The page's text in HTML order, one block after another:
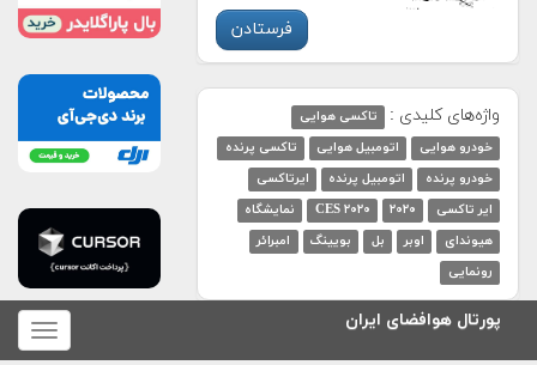
واژه‌های کلیدی :
تاکسی هوایی
خودرو هوایی
اتومبیل هوایی
تاکسی پرنده
خودرو پرنده
اتومبیل پرنده
ایرتاکسی
ایر تاکسی
CES ۲۰۲۰ ۲۰۲۰
نمایشگاه
هیوندای
اوبر بل بویینگ
امبرائر
رونمایی
برای
نمایش
پورتال هوافضای ایران